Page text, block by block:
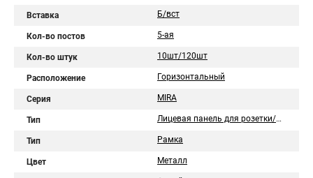
Вставка Б/вст
Кол-во постов 5-ая
Кол-во штук 10шт/120шт
Расположение Горизонтальный
Серия MIRA
Тип Лицевая панель для розетки/выключателя
Тип Рамка
Цвет Металл